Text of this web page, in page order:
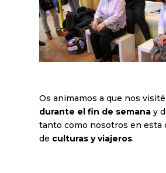
Os animamos a que nos
durante el fin de semana y
tanto como nosotros en esta
de culturas y viajeros.